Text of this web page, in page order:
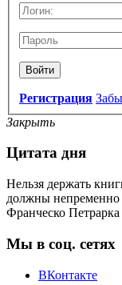
Войти
Регистрация
Закрыть
Цитата дня
Нельзя держать
должны непременно
Франческо Петрарка
Мы в соц. сетях
ВКонтакте